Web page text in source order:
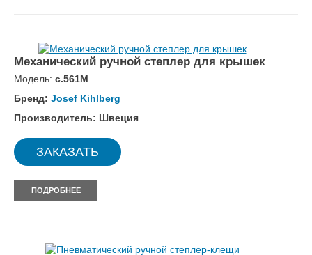
Механический ручной степлер для крышек
Модель: c.561M
Бренд: Josef Kihlberg
Производитель: Швеция
ЗАКАЗАТЬ
ПОДРОБНЕЕ